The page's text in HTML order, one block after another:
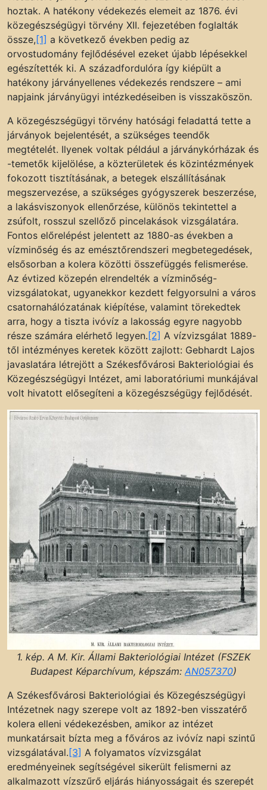
hoztak. A hatékony védekezés elemeit az 1876. évi
közegészségügyi törvény XII. fejezetében foglalták
össze,[1] a következő években pedig az
orvostudomány fejlődésével ezeket újabb lépésekkel
egészítették ki. A századfordulóra így kiépült a
hatékony járványellenes védekezés rendszere – ami
napjaink járványügyi intézkedéseiben is visszaköszön.
A közegészségügyi törvény hatósági feladattá tette a
járványok bejelentését, a szükséges teendők
megtételét. Ilyenek voltak például a járványkórházak és
-temetők kijelölése, a közterületek és közintézmények
fokozott tisztításának, a betegek elszállításának
megszervezése, a szükséges gyógyszerek beszerzése,
a lakásviszonyok ellenőrzése, különös tekintettel a
zsúfolt, rosszul szellőző pincelakások vizsgálatára.
Fontos előrelépést jelentett az 1880-as években a
vízminőség és az emésztőrendszeri megbetegedések,
elsősorban a kolera közötti összefüggés felismerése.
Az évtized közepén elrendelték a vízminőség-
vizsgálatokat, ugyanekkor kezdett felgyorsulni a város
csatornahálózatának kiépítése, valamint törekedtek
arra, hogy a tiszta ivóvíz a lakosság egyre nagyobb
része számára elérhető legyen.[2] A vízvizsgálat 1889-
től intézményes keretek között zajlott: Gebhardt Lajos
javaslatára létrejött a Székesfővárosi Bakteriológiai és
Közegészségügyi Intézet, ami laboratóriumi munkájával
volt hivatott elősegíteni a közegészségügy fejlődését.
1. kép. A M. Kir. Állami Bakteriológiai Intézet (FSZEK
Budapest Képarchívum, képszám: AN057370)
A Székesfővárosi Bakteriológiai és Közegészségügyi
Intézetnek nagy szerepe volt az 1892-ben visszatérő
kolera elleni védekezésben, amikor az intézet
munkatársait bízta meg a főváros az ivóvíz napi szintű
vizsgálatával.[3] A folyamatos vízvizsgálat
eredményeinek segítségével sikerült felismerni az
alkalmazott vízszűrő eljárás hiányosságait és szerepét